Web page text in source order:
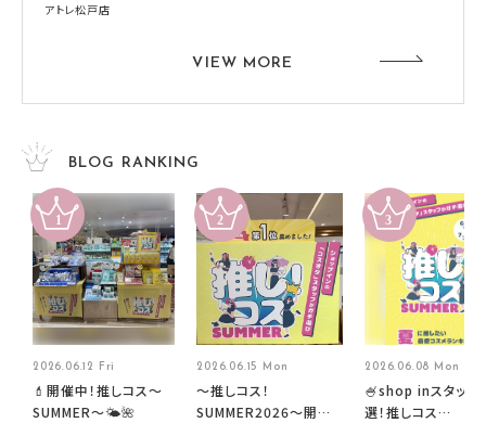
アトレ松戸店
VIEW MORE
BLOG RANKING
2026.06.12 Fri
💄開催中！推しコス〜
SUMMER〜🌤️🌺
2026.06.15 Mon
～推しコス！
SUMMER2026～開催
2026.06.08 Mon
🍧shop inスタッフ
選！推しコス